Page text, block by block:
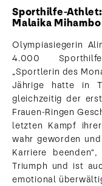
Sporthilfe-
Malaika
Olympiasiegerin
4.000
„Sportlerin des
Jährige hatte in
gleichzeitig der
Frauen-Ringen
letzten Kampf
wahr geworden
Karriere
Triumph und ist
emotional